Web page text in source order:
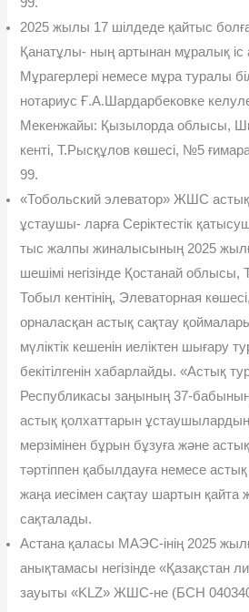
99.
2025 жылы 17 шілдеде қайтыс
Қанатұлы- ның артынан мұралық
Мұрагерлері немесе мұра туралы
нотариус Ғ.А.Шардарбековке
Мекенжайы: Қызылорда облысы,
кенті, Т.Рысқұлов көшесі, №5
99.
«Тобольский элеватор» ЖШС
ұстаушы- ларға Серіктестік
тыс жалпы жиналысы­ның 2025
шешімі негізінде Қостанай облысы,
Тобыл кентінің, Элеваторная
орналасқан астық сақтау
мүліктік кешенін иеліктен шығару
бекітілгенін хабарлайды. «Астық
Республикасы заңының 37-
астық қолхаттарын
мерзімінен бұрын бұзуға жəне
тəртіппен қабылдауға немесе
жаңа иесімен сақтау шартын қайта
сақталады.
Астана қаласы МАЭС-інің 2025
анықта­масы негізінде «Қазақстан
зауыты «KLZ» ЖШС-не (БСН